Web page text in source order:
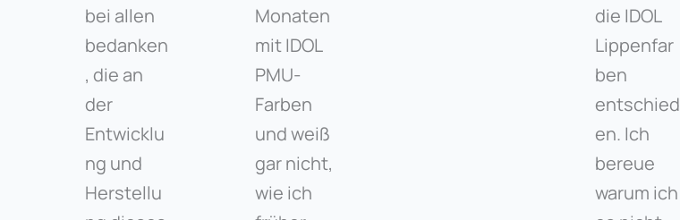
bei allen
bedanken
, die an
der
Entwicklu
ng und
Herstellu
Monaten
mit IDOL
PMU-
Farben
und weiß
gar nicht,
wie ich
die IDOL
Lippenfar
ben
entschied
en. Ich
bereue
warum ich